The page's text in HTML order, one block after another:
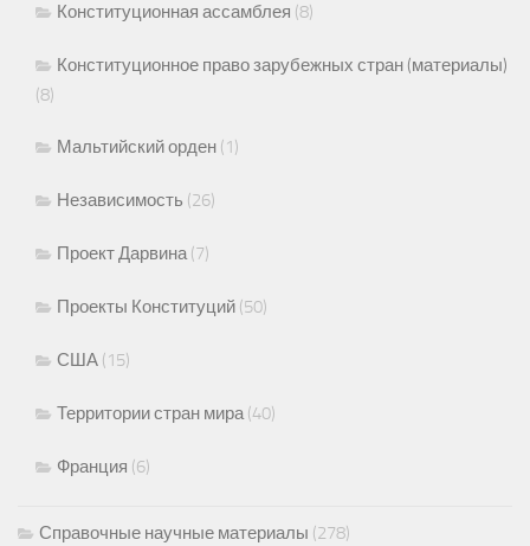
Конституционная ассамблея (8)
Конституционное право зарубежных стран (материалы)
(8)
Мальтийский орден (1)
Независимость (26)
Проект Дарвина(7)
Проекты Конституций (50)
США (15)
Территории стран мира(40)
Франция (6)
Справочные научные материалы (278)